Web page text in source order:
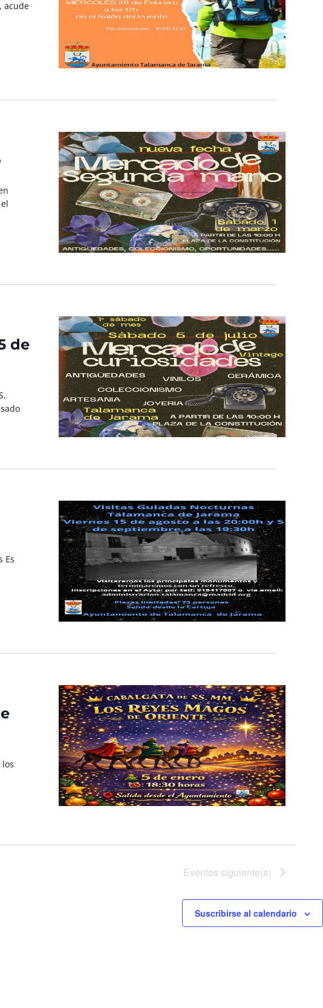
acude
de
Es
Eventos siguiente(s)
Suscribirse al calendario